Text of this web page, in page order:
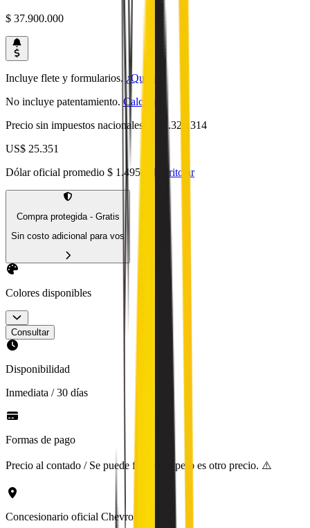
$ 37.900.000
Incluye flete y formularios. ¿Qué es?
No incluye patentamiento. Calcular
Precio sin impuestos nacionales:
$ 31.322.314
US$ 25.351
Dólar oficial promedio $ 1.495 dolarito.ar
Compra protegida - Gratis
Sin costo adicional para vos
Colores disponibles
Consultar
Disponibilidad
Inmediata / 30 días
Formas de pago
Precio al contado / Se puede financiar, pero es otro precio. ⚠️
Concesionario oficial Chevrolet